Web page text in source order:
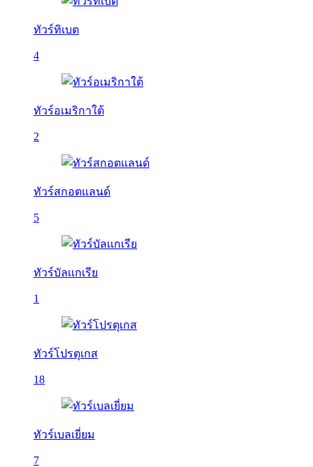
ทัวร์ทิเบต
4
ทัวร์อเมริกาใต้
2
ทัวร์สกอตแลนด์
5
ทัวร์บัลเเกเรีย
1
ทัวร์โปรตุเกส
18
ทัวร์เบลเยี่ยม
7